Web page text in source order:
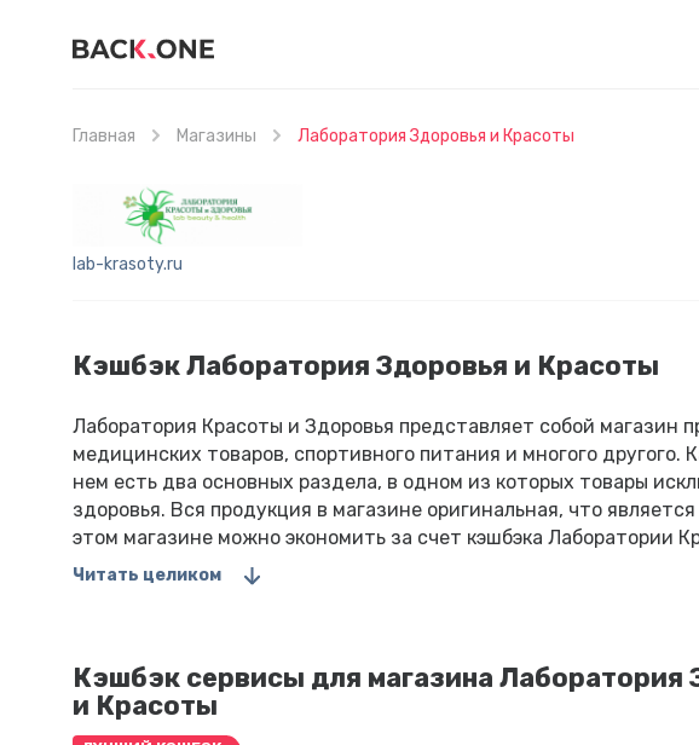
Главная Магазины Лаборатория Здоровья и Красоты
lab-krasoty.ru
Кэшбэк Лаборатория Здоровья и Красоты
Лаборатория Красоты и Здоровья представляет собой магазин
медицинских товаров, спортивного питания и многого другого.
нем есть два основных раздела, в одном из которых товары
здоровья. Вся продукция в магазине оригинальная, что
этом магазине можно экономить за счет кэшбэка Лаборатории
Читать целиком
Кэшбэк сервисы для магазина Лаборатория
и Красоты